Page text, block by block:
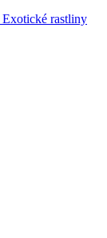
Exotické rastliny